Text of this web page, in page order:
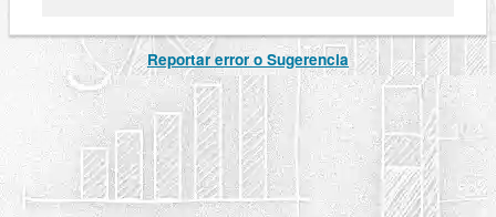
Reportar error o Sugerencia